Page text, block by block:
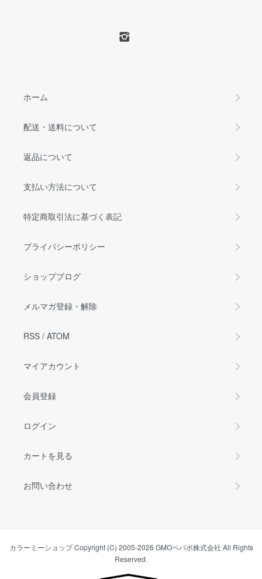
ホーム
配送・送料について
返品について
支払い方法について
特定商取引法に基づく表記
プライバシーポリシー
ショップブログ
メルマガ登録・解除
RSS / ATOM
マイアカウント
会員登録
ログイン
カートを見る
お問い合わせ
カラーミーショップCopyright (C) 2005-2026 GMOペパボ株式会社 All Rights
Reserved.